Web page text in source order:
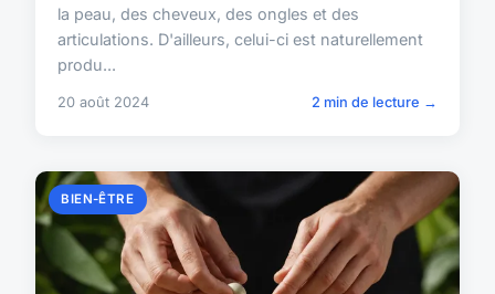
la peau, des cheveux, des ongles et des
articulations. D'ailleurs, celui-ci est naturellement
produ...
20 août 2024 2 min de lecture →
BIEN-ÊTRE